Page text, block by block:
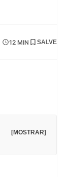
12 MIN SALVE
[MOSTRAR]